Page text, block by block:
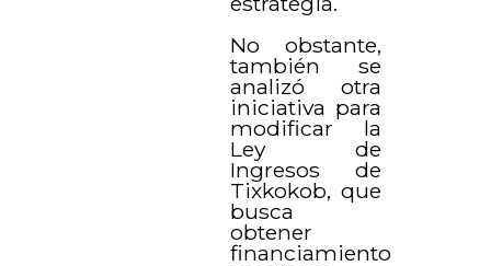
No obstante,
también se
analizó otra
iniciativa para
modificar la
Ley de
Ingresos de
Tixkokob, que
busca
obtener
financiamiento